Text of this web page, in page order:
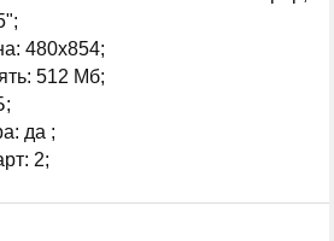
480x854;
512 Мб;
да ;
2;